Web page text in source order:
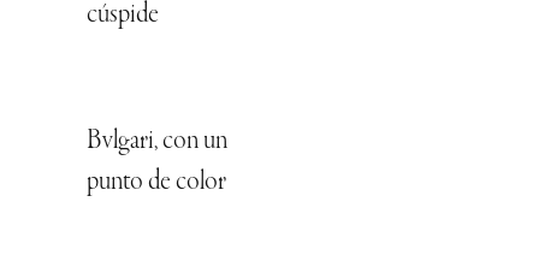
cúspide
Bvlgari, con un
punto de color